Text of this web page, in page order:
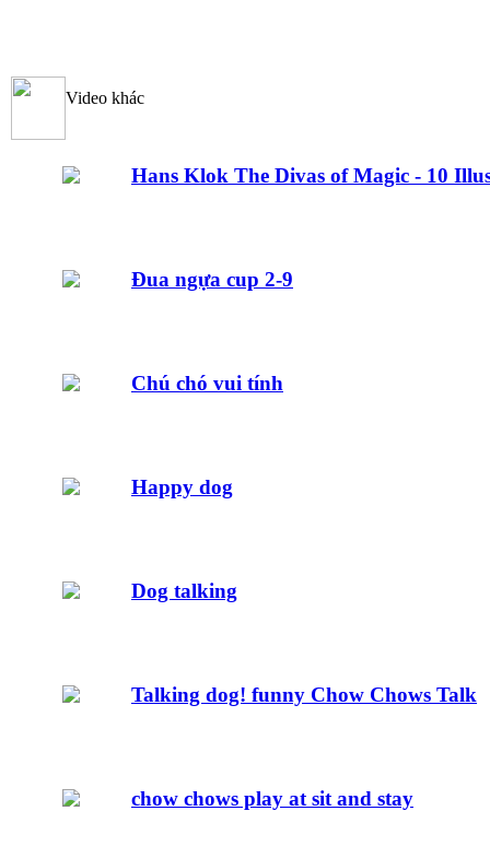
Video khác
Hans Klok The Divas of Magic - 10
Đua ngựa cup 2-9
Chú chó vui tính
Happy dog
Dog talking
Talking dog! funny Chow Chows Talk
chow chows play at sit and stay